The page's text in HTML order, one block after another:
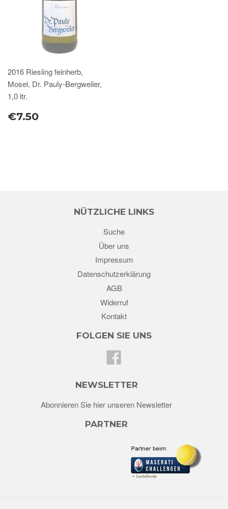
2016 Riesling feinherb,
Mosel, Dr. Pauly-Bergweiler,
1,0 ltr.
€7.50
NÜTZLICHE LINKS
Suche
Über uns
Impressum
Datenschutzerklärung
AGB
Widerruf
Kontakt
FOLGEN SIE UNS
NEWSLETTER
Abonnieren Sie hier unseren Newsletter
PARTNER